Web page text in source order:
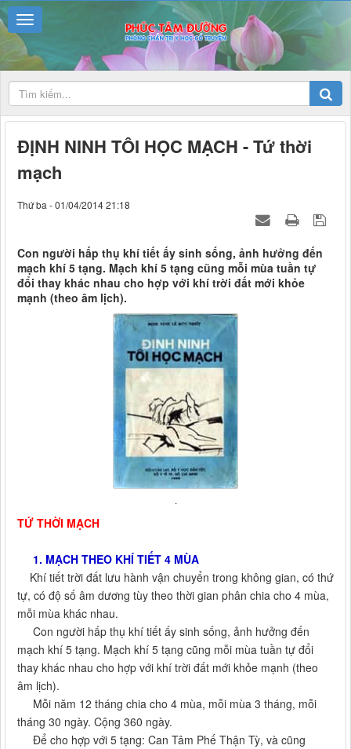
ĐỊNH NINH TÔI HỌC MẠCH - Tứ thời
mạch
Thứ ba - 01/04/2014 21:18
Con người hấp thụ khí tiết ấy sinh sống, ảnh hưởng đến
mạch khí 5 tạng. Mạch khí 5 tạng cũng mỗi mùa tuần tự
đổi thay khác nhau cho hợp với khí trời đất mới khỏe
mạnh (theo âm lịch).
.
TỨ THỜI MẠCH
1. MẠCH THEO KHÍ TIẾT 4 MÙA
Khí tiết trời đất lưu hành vận chuyển trong không gian, có thứ
tự, có độ số âm dương tùy theo thời gian phân chia cho 4 mùa,
mỗi mùa khác nhau.
Con người hấp thụ khí tiết ấy sinh sống, ảnh hưởng đến
mạch khí 5 tạng. Mạch khí 5 tạng cũng mỗi mùa tuần tự đổi
thay khác nhau cho hợp với khí trời đất mới khỏe mạnh (theo
âm lịch).
Mỗi năm 12 tháng chia cho 4 mùa, mỗi mùa 3 tháng, mỗi
tháng 30 ngày. Cộng 360 ngày.
Để cho hợp với 5 tạng: Can Tâm Phế Thận Tỳ, và cũng